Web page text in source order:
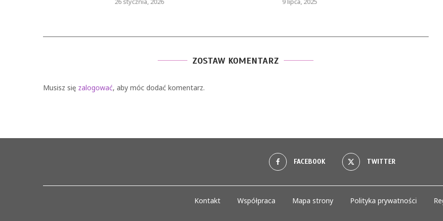
ZOSTAW KOMENTARZ
Musisz się zalogować, aby móc dodać komentarz.
FACEBOOK TWITTER
Kontakt Współpraca Mapa strony Polityka prywatności